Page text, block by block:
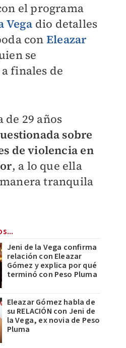
el programa
Vega dio detalles
con Eleazar
se
finales de
de 29 años
sobre
de violencia en
, a lo que ella
tranquila
Jeni de la Vega confirma
relación con Eleazar
Gómez y explica por qué
terminó con Peso Pluma
Eleazar Gómez habla de
su RELACIÓN con Jeni de
la Vega, ex novia de Peso
Pluma